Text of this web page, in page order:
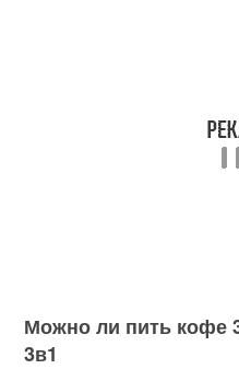
Можно ли пить кофе
3в1